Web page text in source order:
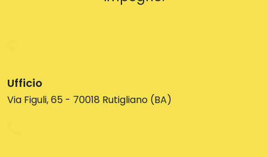
Ufficio
Via Figuli, 65 - 70018 Rutigliano (BA)